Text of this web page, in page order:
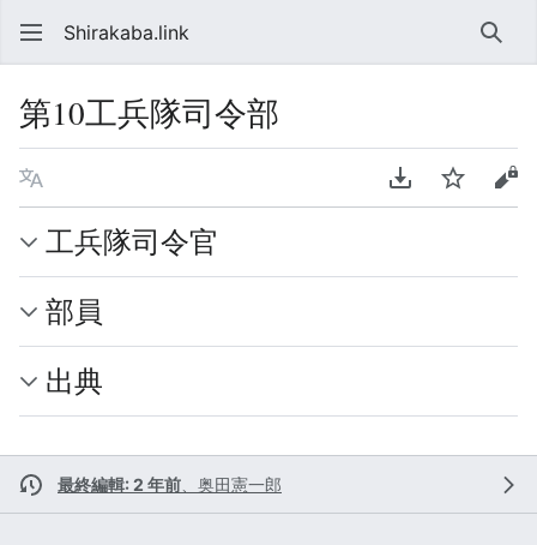
Shirakaba.link 検索
第10工兵隊司令部
言語 PDFをダウンロ
ウォッチソ
工兵隊司令官
部員
出典
最終編輯: 2 年前 奥田憲一郎